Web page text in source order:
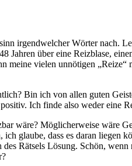
irgendwelcher Wörter nach.
über eine Reizblase,
vielen unnötigen
Bin ich von allen guten
Ich finde also weder eine
wäre? Möglicherweise wäre
glaube, dass es daran liegen
Rätsels Lösung. Schön,